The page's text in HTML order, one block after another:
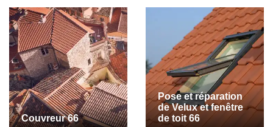
Couvreur 66
Pose et réparation
de Velux et fenêtre
de toit 66